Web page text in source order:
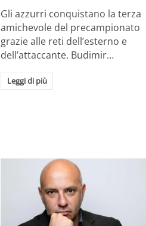
Gli azzurri conquistano la terza
amichevole del precampionato
grazie alle reti dell’esterno e
dell’attaccante. Budimir…
Leggi di più